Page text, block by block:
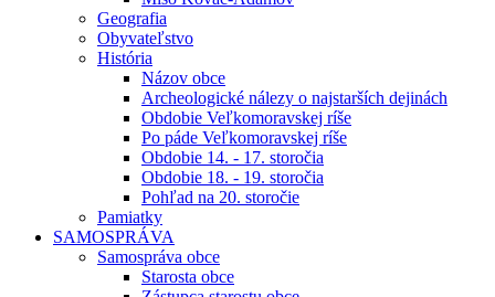
Geografia
Obyvateľstvo
História
Názov obce
Archeologické nálezy o najstarších dejinách
Obdobie Veľkomoravskej ríše
Po páde Veľkomoravskej ríše
Obdobie 14. - 17. storočia
Obdobie 18. - 19. storočia
Pohľad na 20. storočie
Pamiatky
SAMOSPRÁVA
Samospráva obce
Starosta obce